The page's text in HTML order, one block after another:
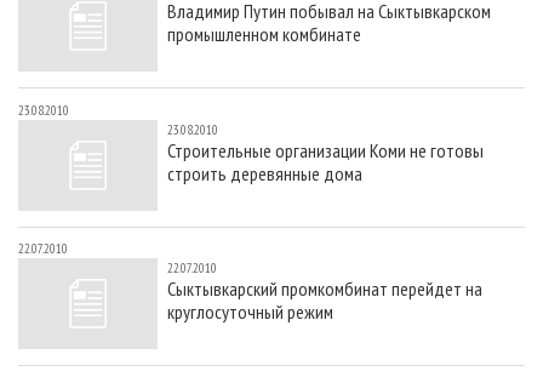
СУШКА ДРЕВЕСИНЫ
ПРОИЗВОДСТВО ДРЕВЕСНЫХ ПЛИТ
ДЕРЕВЯННОЕ ДОМОСТРОЕНИЕ
ПРОИЗВОДСТВО МЕБЕЛИ
БИОЭНЕРГЕТИКА
ЦБП
ИНСТРУМЕНТ И МАТЕРИАЛЫ
ПЕРСОНЫ
МОБИЛЬНЫЕ ВЫСТАВКИ
ПРИОРИТЕТНЫЕ ИНВЕСТПРОЕКТЫ
RUSSIAN FORESTRY REVIEW
ГАЗЕТА ЛЕСПРОМФОРУМ
БИБЛИОТЕКА СПЕЦИАЛИСТА
КОНТАКТЫ
РЕКЛАМА
Владимир Путин побывал на Сыктывкарском
промышленном комбинате
23.08.2010
23.08.2010
Строительные организации Коми не готовы
строить деревянные дома
22.07.2010
22.07.2010
Сыктывкарский промкомбинат перейдет на
круглосуточный режим